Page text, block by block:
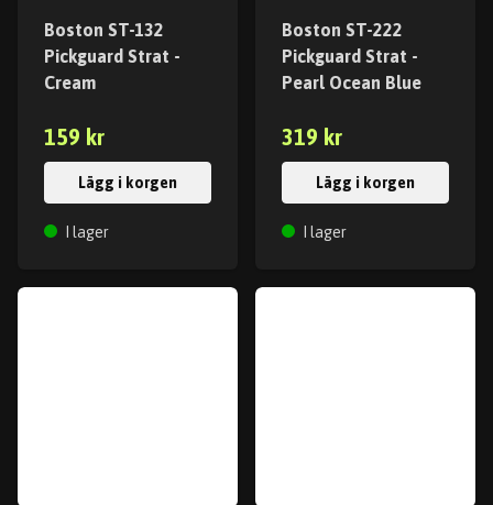
Boston ST-132
Pickguard Strat -
Cream
159 kr
Lägg i korgen
I lager
Boston ST-222
Pickguard Strat -
Pearl Ocean Blue
319 kr
Lägg i korgen
I lager